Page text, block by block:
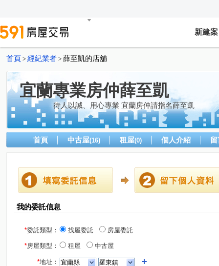
新建案
首頁 > 經紀業者 > 薛至凱的店舖
宜蘭專業房仲薛至凱
待人以誠、用心專業 宜蘭房仲請指名薛至凱
首頁 中古屋(16) 租屋(0) 個人介紹
我的委託信息
*委託類型： 找屋委託 房屋委託
*房屋類型： 租屋 中古屋
*地址：